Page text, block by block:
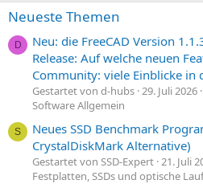
Neueste Themen
D
Neu: die FreeCAD Version
Release: Auf welche neuen
Community: viele Einblicke in
Gestartet von d-hubs 29. Juli 2026
Software Allgemein
S
Neues SSD Benchmark
CrystalDiskMark Alternative)
Gestartet von SSD-Expert 21. Juli
Festplatten, SSDs und optische